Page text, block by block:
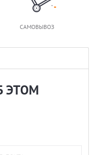
САМОВЫВОЗ
ЭТОМ